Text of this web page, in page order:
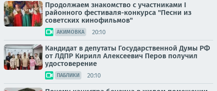
Продолжаем знакомство с участниками I
районного фестиваля-конкурса "Песни из
советских кинофильмов"
АКИМОВКА 20:10
Кандидат в депутаты Государственной Думы РФ
от ЛДПР Кирилл Алексеевич Перов получил
удостоверение
ПАБЛИКИ 20:10